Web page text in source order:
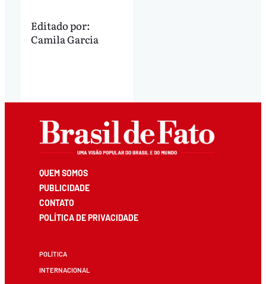
Editado por:
Camila Garcia
QUEM SOMOS
PUBLICIDADE
CONTATO
POLÍTICA DE PRIVACIDADE
POLÍTICA
INTERNACIONAL